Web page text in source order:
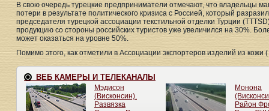
В свою очередь турецкие предприниматели отмечают, что владельцы
потери в результате политического кризиса с Россией, который
председателя турецкой ассоциации текстильной отделки Турции
продукцию со стороны российских туристов уже увеличился на 30%.
может оказаться на уровне 50%.
Помимо этого, как отметили в Ассоциации экспортеров изделий из кожи (